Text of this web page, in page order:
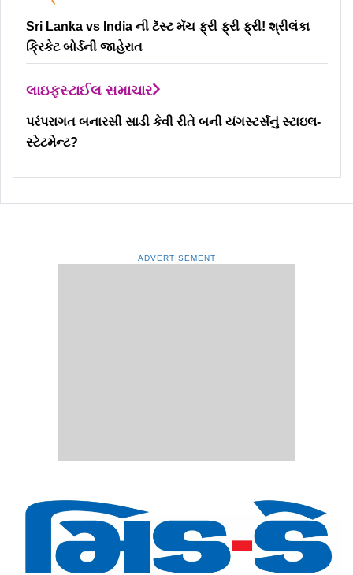
Sri Lanka vs India ની ટૅસ્ટ મૅચ ફ્રી ફ્રી ફ્રી! શ્રીલંકા
ક્રિકેટ બોર્ડની જાહેરાત
લાઇફસ્ટાઈલ સમાચાર
પરંપરાગત બનારસી સાડી કેવી રીતે બની યંગસ્ટર્સનું સ્ટાઇલ-
સ્ટેટમેન્ટ?
ADVERTISEMENT